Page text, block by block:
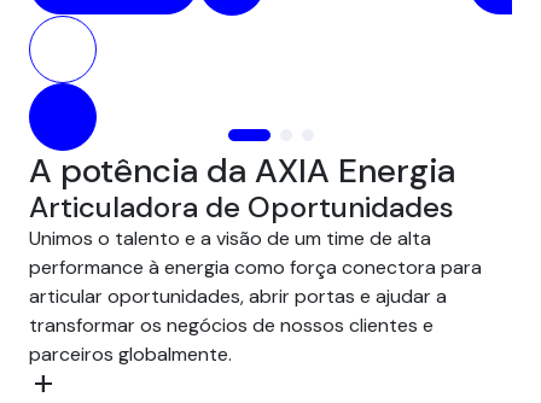
A potência da AXIA Energia
Articuladora de Oportunidades
Unimos o talento e a visão de um time de alta
performance à energia como força conectora para
articular oportunidades, abrir portas e ajudar a
transformar os negócios de nossos clientes e
parceiros globalmente.
add